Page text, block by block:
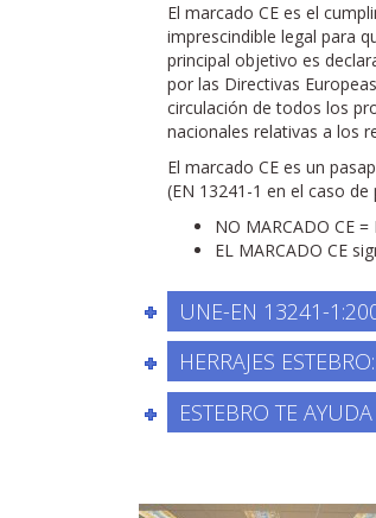
El marcado CE es el
imprescindible legal para
principal objetivo es
por las Directivas
circulación de todos los
nacionales relativas a los
El marcado CE es un
(EN 13241-1 en el caso
NO MARCADO CE
EL MARCADO CE
UNE-EN 13241-
HERRAJES
ESTEBRO TE